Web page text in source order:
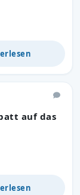
auf das